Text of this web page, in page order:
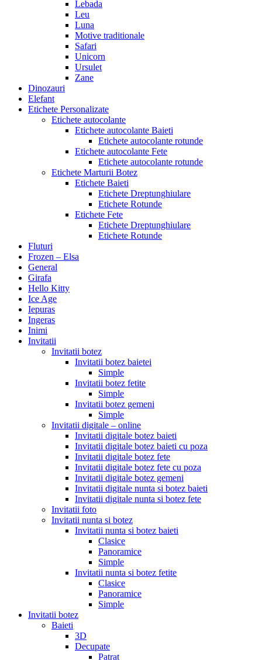
Lebada
Leu
Luna
Motive traditionale
Safari
Unicorn
Ursulet
Zane
Dinozauri
Elefant
Etichete Personalizate
Etichete autocolante
Etichete autocolante Baieti
Etichete autocolante rotunde
Etichete autocolante Fete
Etichete autocolante rotunde
Etichete Marturii Botez
Etichete Baieti
Etichete Dreptunghiulare
Etichete Rotunde
Etichete Fete
Etichete Dreptunghiulare
Etichete Rotunde
Fluturi
Frozen – Elsa
General
Girafa
Hello Kitty
Ice Age
Iepuras
Ingeras
Inimi
Invitatii
Invitatii botez
Invitatii botez baietei
Simple
Invitatii botez fetite
Simple
Invitatii botez gemeni
Simple
Invitatii digitale – online
Invitatii digitale botez baieti
Invitatii digitale botez baieti cu poza
Invitatii digitale botez fete
Invitatii digitale botez fete cu poza
Invitatii digitale botez gemeni
Invitatii digitale nunta si botez baieti
Invitatii digitale nunta si botez fete
Invitatii foto
Invitatii nunta si botez
Invitatii nunta si botez baieti
Clasice
Panoramice
Simple
Invitatii nunta si botez fetite
Clasice
Panoramice
Simple
Invitatii botez
Baieti
3D
Decupate
Patrat